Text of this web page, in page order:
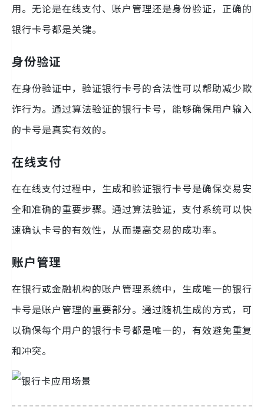
用。无论是在线支付、账户管理还是身份验证，正确的
银行卡号都是关键。
身份验证
在身份验证中，验证银行卡号的合法性可以帮助减少欺
诈行为。通过算法验证的银行卡号，能够确保用户输入
的卡号是真实有效的。
在线支付
在在线支付过程中，生成和验证银行卡号是确保交易安
全和准确的重要步骤。通过算法验证，支付系统可以快
速确认卡号的有效性，从而提高交易的成功率。
账户管理
在银行或金融机构的账户管理系统中，生成唯一的银行
卡号是账户管理的重要部分。通过随机生成的方式，可
以确保每个用户的银行卡号都是唯一的，有效避免重复
和冲突。